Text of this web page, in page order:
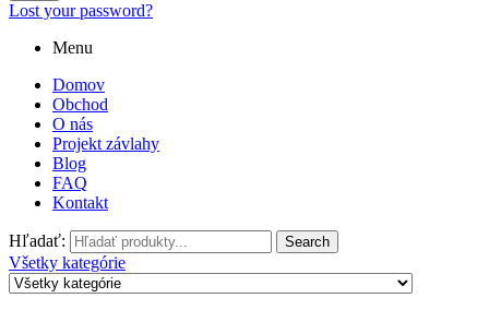
Lost your password?
Menu
Domov
Obchod
O nás
Projekt závlahy
Blog
FAQ
Kontakt
Hľadať: Search
Všetky kategórie